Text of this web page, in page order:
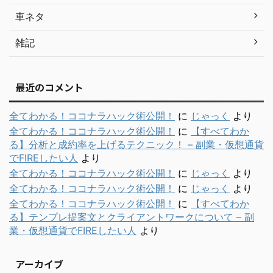
車ネタ
雑記
最近のコメント
全てわかる！ココナラハック術公開！ に じゃっく
より
全てわかる！ココナラハック術公開！
に
【すべてわか
る】分析と成約率を上げるテクニック！ – 副業・仮想通貨
でFIREしたい人 より
全てわかる！ココナラハック術公開！
に じゃっく
より
全てわかる！ココナラハック術公開！
に じゃっく
より
全てわかる！ココナラハック術公開！
に
【すべてわか
る】テンプレ提案文とクライアントワークについて – 副
業・仮想通貨でFIREしたい人 より
アーカイブ